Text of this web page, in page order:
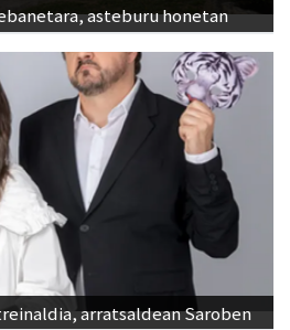
asteburu honetan
arratsaldean Saroben